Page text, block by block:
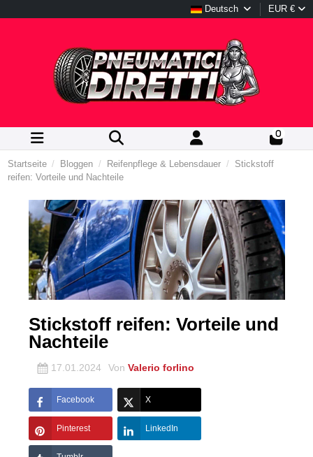
Deutsch EUR €
0
Startseite Bloggen Reifenpflege & Lebensdauer
Stickstoff
reifen: Vorteile und Nachteile
Stickstoff reifen: Vorteile und
Nachteile
17.01.2024 Von Valerio forlino
Facebook X
Pinterest LinkedIn